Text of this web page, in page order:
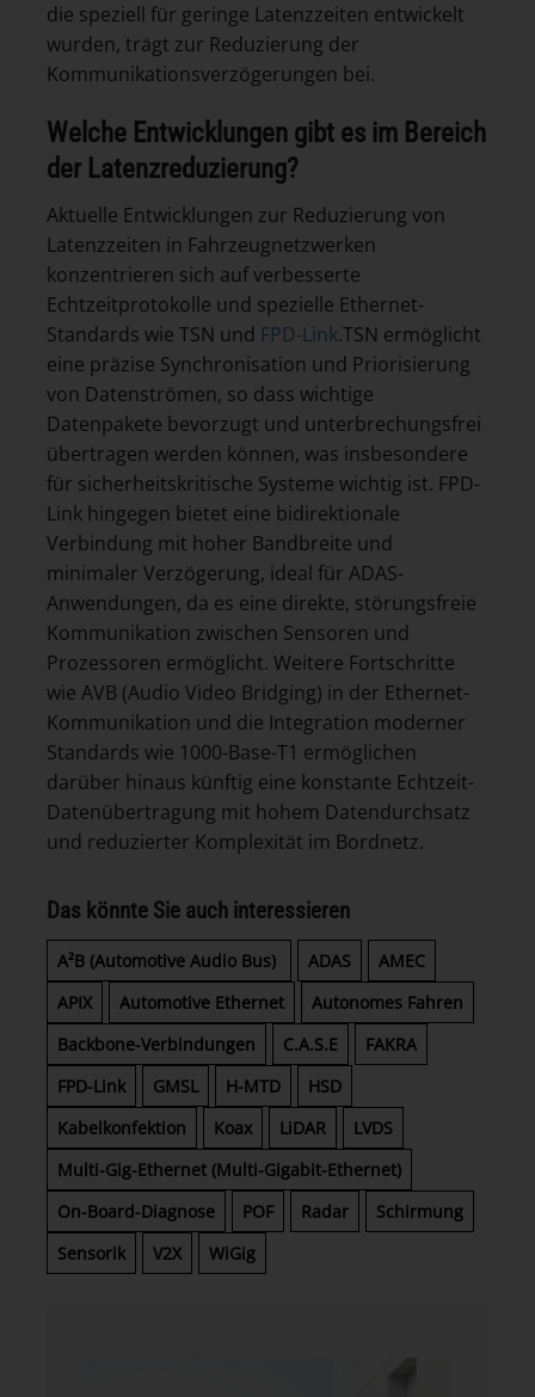
die speziell für geringe Latenzzeiten entwickelt
wurden, trägt zur Reduzierung der
Kommunikationsverzögerungen bei.
Welche Entwicklungen gibt es im Bereich
der Latenzreduzierung?
Aktuelle Entwicklungen zur Reduzierung von
Latenzzeiten in Fahrzeugnetzwerken
konzentrieren sich auf verbesserte
Echtzeitprotokolle und spezielle Ethernet-
Standards wie TSN und FPD-Link.TSN ermöglicht
eine präzise Synchronisation und Priorisierung
von Datenströmen, so dass wichtige
Datenpakete bevorzugt und unterbrechungsfrei
übertragen werden können, was insbesondere
für sicherheitskritische Systeme wichtig ist. FPD-
Link hingegen bietet eine bidirektionale
Verbindung mit hoher Bandbreite und
minimaler Verzögerung, ideal für ADAS-
Anwendungen, da es eine direkte, störungsfreie
Kommunikation zwischen Sensoren und
Prozessoren ermöglicht. Weitere Fortschritte
wie AVB (Audio Video Bridging) in der Ethernet-
Kommunikation und die Integration moderner
Standards wie 1000-Base-T1 ermöglichen
darüber hinaus künftig eine konstante Echtzeit-
Datenübertragung mit hohem Datendurchsatz
und reduzierter Komplexität im Bordnetz.
Das könnte Sie auch interessieren
A²B (Automotive Audio Bus) ADAS
AMEC
APIX
Automotive Ethernet
Autonomes Fahren
Backbone-Verbindungen
C.A.S.E
FAKRA
FPD-Link
GMSL H-MTD
HSD
Kabelkonfektion
Koax LiDAR
LVDS
Multi-Gig-Ethernet (Multi-Gigabit-Ethernet)
On-Board-Diagnose
POF Radar
Schirmung
Sensorik
V2X WiGig